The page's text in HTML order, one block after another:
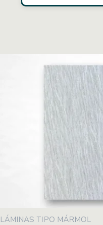
LÁMINAS TIPO MÁRMOL